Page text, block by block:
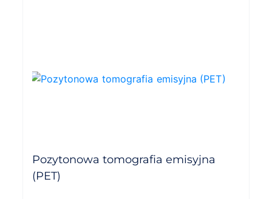
Pozytonowa tomografia emisyjna
(PET)